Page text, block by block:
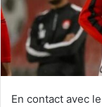
En contact avec